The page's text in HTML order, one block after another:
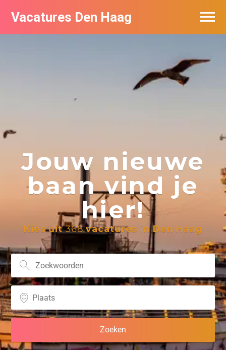
Vacatures Den Haag
Jouw nieuwe
baan vind je
hier!
Kies uit368vacatures in Den Haag
Vacatures per bedrijf in Den Haag